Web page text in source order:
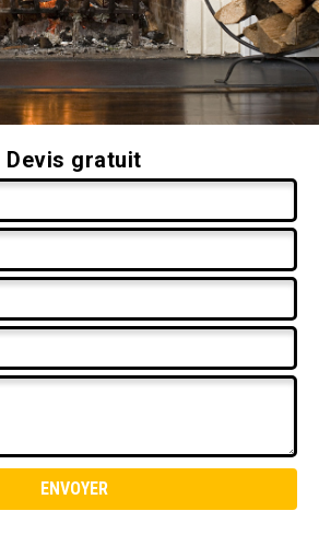
Devis gratuit